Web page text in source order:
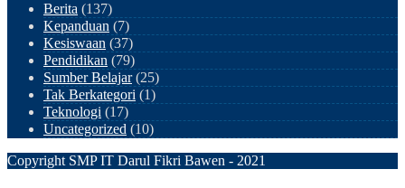
Berita (137)
Kepanduan (7)
Kesiswaan (37)
Pendidikan (79)
Sumber Belajar(25)
Tak Berkategori (1)
Teknologi (17)
Uncategorized (10)
Copyright SMP IT Darul Fikri Bawen - 2021